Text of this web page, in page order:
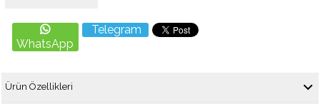
WhatsApp
Telegram
Ürün Özellikleri